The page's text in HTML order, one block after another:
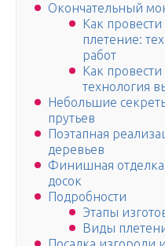
Окончательный
Как
плетение:
работ
Как
технология
Небольшие
прутьев
Поэтапная
деревьев
Финишная отделка
досок
Подробности
Этапы
Виды